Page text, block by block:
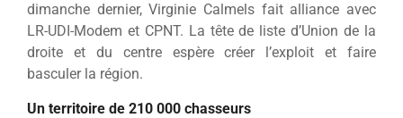
dimanche dernier, Virginie Calmels fait alliance avec
LR-UDI-Modem et CPNT. La tête de liste d’Union de la
droite et du centre espère créer l’exploit et faire
basculer la région.
Un territoire de 210 000 chasseurs